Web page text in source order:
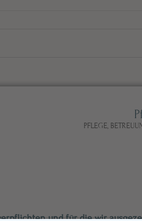
in der BT/A mit
PFLEGE,
und für diewir